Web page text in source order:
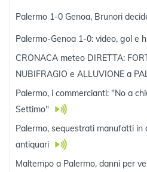
Palermo 1-0 Genoa, Brunori
Palermo-Genoa 1-0: video, gol e
CRONACA meteo DIRETTA:
NUBIFRAGIO e ALLUVIONE a
Palermo, i commercianti: "No a
Settimo"
Palermo, sequestrati manufatti in
antiquari
Maltempo a Palermo, danni per